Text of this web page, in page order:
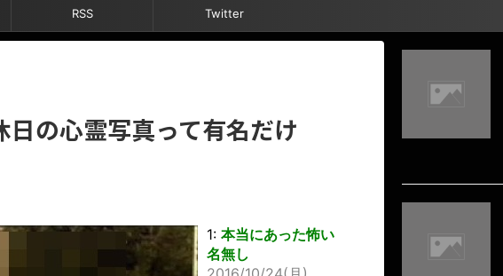
RSS Twitter
日の心霊写真って有名だけ
1: 本当にあった怖い
名無し